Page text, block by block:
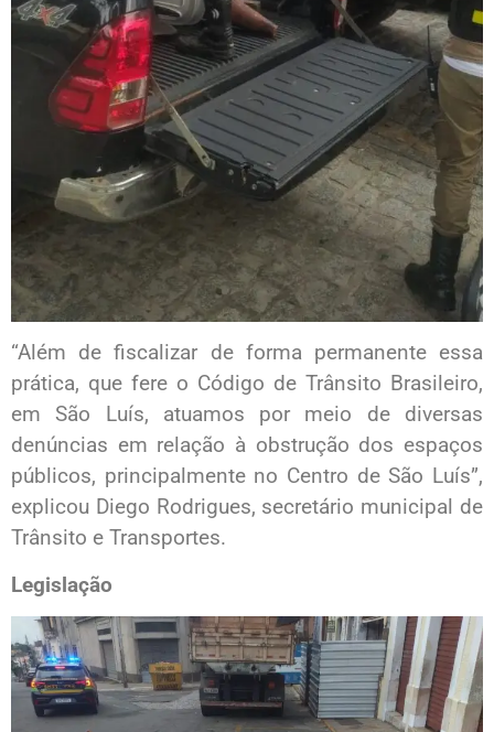
“Além de fiscalizar de forma permanente essa
prática, que fere o Código de Trânsito Brasileiro,
em São Luís, atuamos por meio de diversas
denúncias em relação à obstrução dos espaços
públicos, principalmente no Centro de São Luís”,
explicou Diego Rodrigues, secretário municipal de
Trânsito e Transportes.
Legislação